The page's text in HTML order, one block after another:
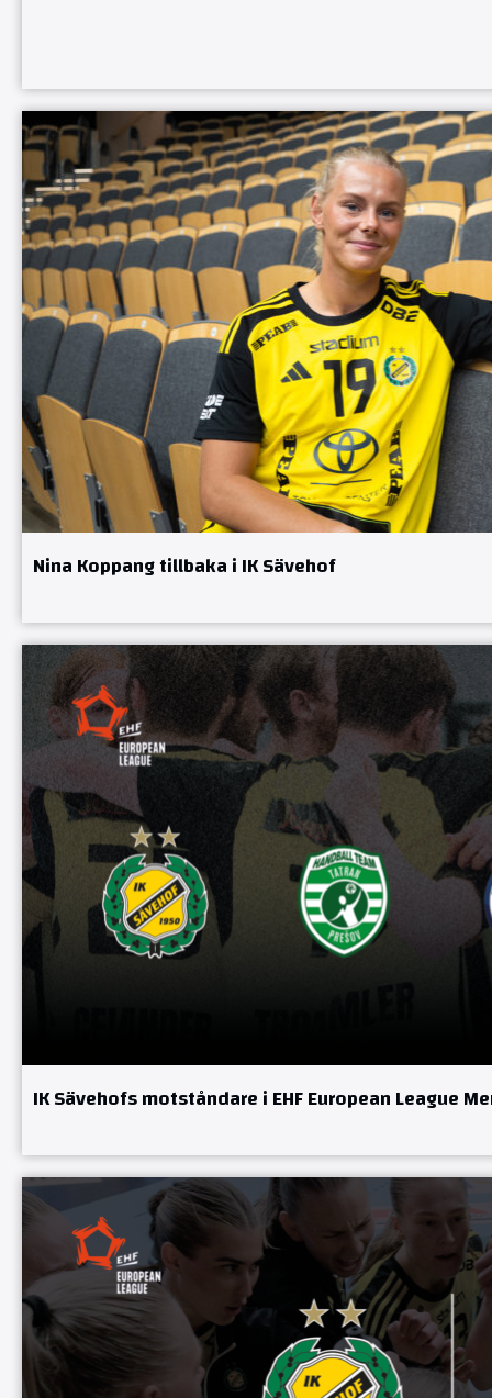
Nina Koppang tillbaka i IK Sävehof
IK Sävehofs motståndare i EHF European League